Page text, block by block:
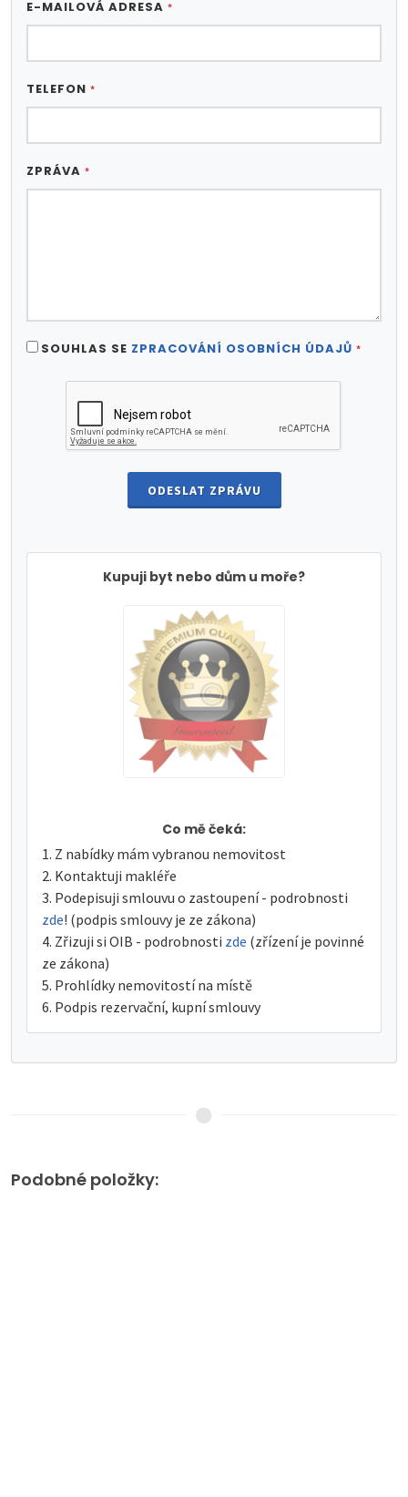
E-MAILOVÁ ADRESA *
TELEFON *
ZPRÁVA *
SOUHLAS SE ZPRACOVÁNÍ OSOBNÍCH ÚDAJŮ *
ODESLAT ZPRÁVU
Kupuji byt nebo dům u moře?
Co mě čeká:
Z nabídky mám vybranou nemovitost
Kontaktuji makléře
Podepisuji smlouvu o zastoupení - podrobnosti
zde! (podpis smlouvy je ze zákona)
Zřizuji si OIB - podrobnosti zde (zřízení je povinné
ze zákona)
Prohlídky nemovitostí na místě
Podpis rezervační, kupní smlouvy
Podobné položky: